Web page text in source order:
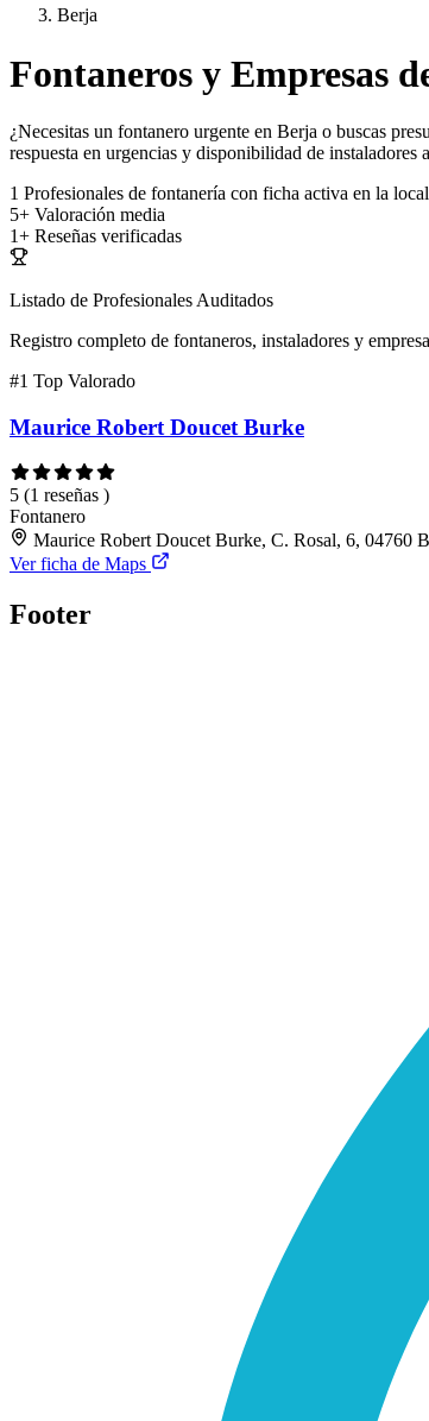
Berja
Fontaneros y Empresas
¿Necesitas un fontanero urgente en Berja o buscas
respuesta en urgencias y disponibilidad de instaladores
1 Profesionales de fontanería con ficha activa en la
5+ Valoración media
1+ Reseñas verificadas
Listado de Profesionales Auditados
Registro completo de fontaneros, instaladores y
#1 Top Valorado
Maurice Robert Doucet Burke
5 (1 reseñas )
Fontanero
Maurice Robert Doucet Burke, C. Rosal, 6, 04760
Ver ficha de Maps
Footer